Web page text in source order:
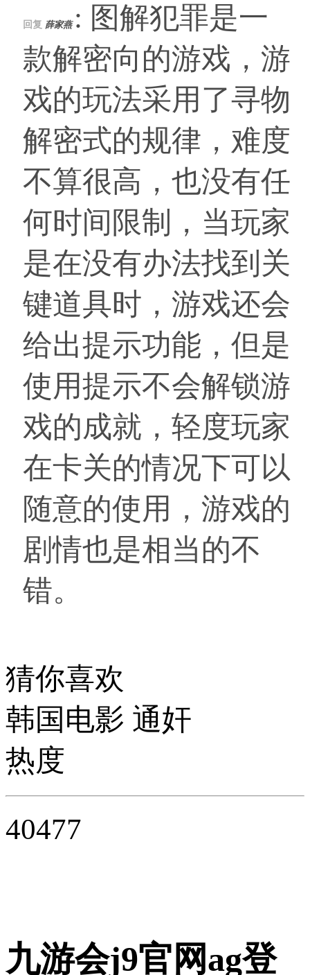
回复 薛家燕 : 图解犯罪是一
款解密向的游戏，游
戏的玩法采用了寻物
解密式的规律，难度
不算很高，也没有任
何时间限制，当玩家
是在没有办法找到关
键道具时，游戏还会
给出提示功能，但是
使用提示不会解锁游
戏的成就，轻度玩家
在卡关的情况下可以
随意的使用，游戏的
剧情也是相当的不
错。
猜你喜欢
韩国电影 通奸
热度
40477
九游会j9官网ag登